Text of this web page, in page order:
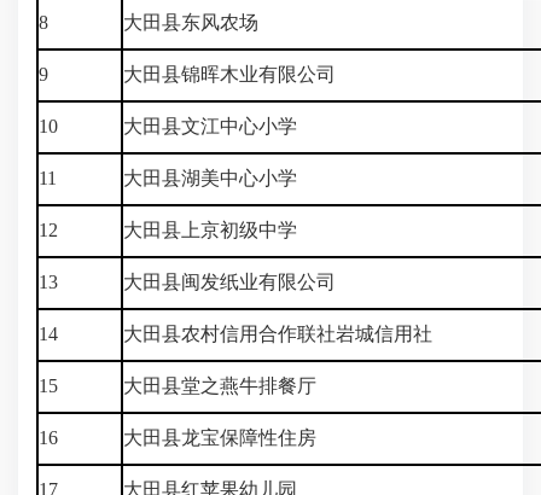
8 大田县东风农场
9 大田县锦晖木业有限公司
10 大田县文江中心小学
11 大田县湖美中心小学
12 大田县上京初级中学
13 大田县闽发纸业有限公司
14 大田县农村信用合作联社岩城信用社
15 大田县堂之燕牛排餐厅
16 大田县龙宝保障性住房
17 大田县红苹果幼儿园